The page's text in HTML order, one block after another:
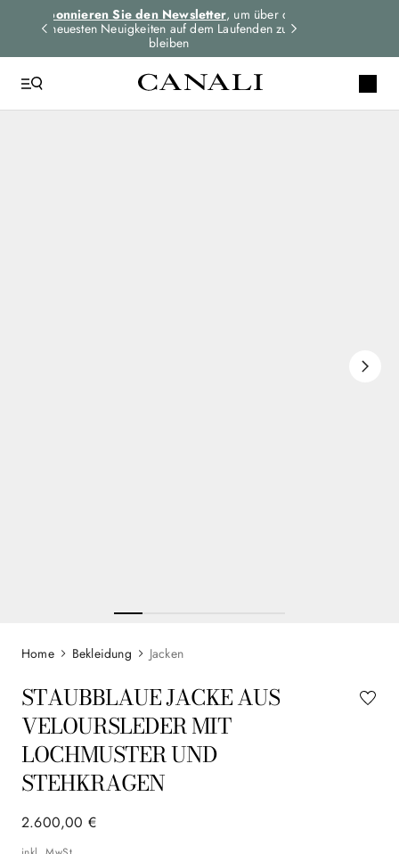
Abonnieren Sie den Newsletter, um über die
neuesten Neuigkeiten auf dem Laufenden zu
bleiben
Bekleidung Jacken
STAUBBLAUE JACKE AUS
VELOURSLEDER MIT
LOCHMUSTER UND
STEHKRAGEN
2.600,00 €